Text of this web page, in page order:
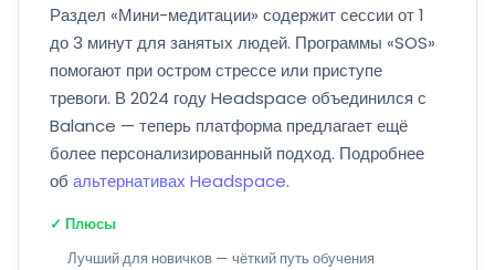
Раздел «Мини-медитации» содержит сессии от 1
до 3 минут для занятых людей. Программы «SOS»
помогают при остром стрессе или приступе
тревоги. В 2024 году Headspace объединился с
Balance — теперь платформа предлагает ещё
более персонализированный подход. Подробнее
об альтернативах Headspace.
✓ Плюсы
Лучший для новичков — чёткий путь обучения